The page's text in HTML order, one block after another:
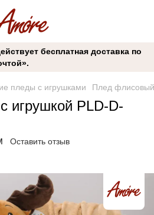
бесплатная доставка по
пледы с игрушками Плед флисовый
игрушкой PLD-D-
Оставить отзыв